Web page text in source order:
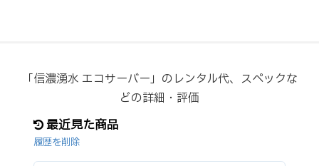
「信濃湧水 エコサーバー」のレンタル代、スペックな
どの詳細・評価
最近見た商品
履歴を削除